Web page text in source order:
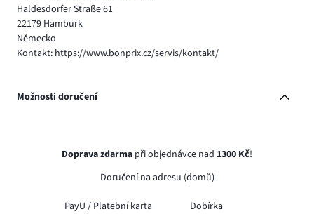
Haldesdorfer Straße 61
22179 Hamburk
Německo
Kontakt: https://www.bonprix.cz/servis/kontakt/
Možnosti doručení
Doprava zdarma při objednávce nad 1300 Kč!
Doručení na adresu (domů)
PayU / Platební karta Dobírka